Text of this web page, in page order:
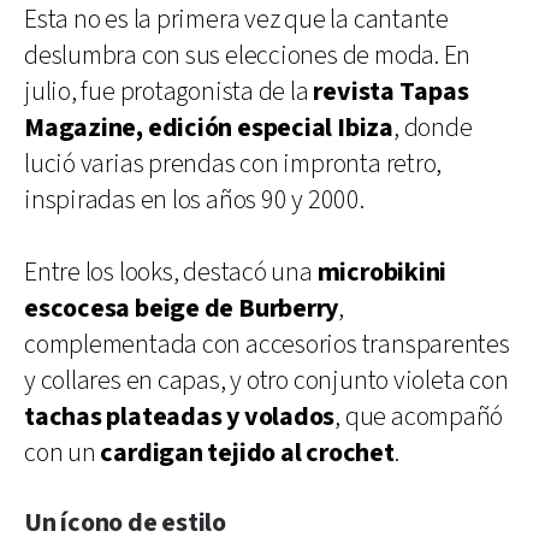
Esta no es la primera vez que la cantante
deslumbra con sus elecciones de moda. En
julio, fue protagonista de la revista Tapas
Magazine, edición especial Ibiza, donde
lució varias prendas con impronta retro,
inspiradas en los años 90 y 2000.
Entre los looks, destacó una microbikini
escocesa beige de Burberry,
complementada con accesorios transparentes
y collares en capas, y otro conjunto violeta con
tachas plateadas y volados, que acompañó
con un cardigan tejido al crochet.
Un ícono de estilo